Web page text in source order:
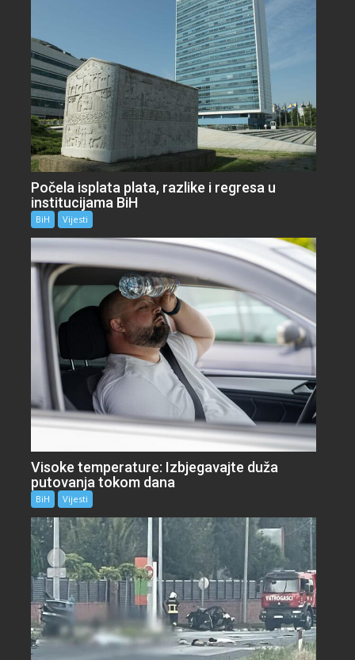
Počela isplata plata, razlike i regresa u
institucijama BiH
BiH Vijesti
Visoke temperature: Izbjegavajte duža
putovanja tokom dana
BiH Vijesti